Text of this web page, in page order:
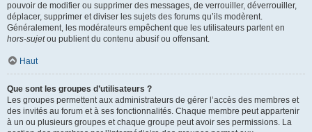
pouvoir de modifier ou supprimer des messages, de verrouiller, déverrouiller,
déplacer, supprimer et diviser les sujets des forums qu’ils modèrent.
Généralement, les modérateurs empêchent que les utilisateurs partent en
hors-sujetou publient du contenu abusif ou offensant.
Haut
Que sont les groupes d’utilisateurs ?
Les groupes permettent aux administrateurs de gérer l’accès des membres et
des invités au forum et à ses fonctionnalités. Chaque membre peut appartenir
à un ou plusieurs groupes et chaque groupe peut avoir ses permissions. La